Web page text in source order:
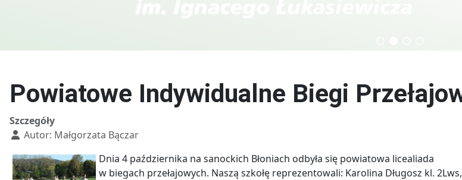
Powiatowe Indywidualne Biegi
Szczegóły
Autor: Małgorzata Bączar
Dnia 4 października na sanockich Błoniach odbyła się powiatowa licealiada
w biegach przełajowych. Naszą szkołę reprezentowali: Karolina Długosz kl.